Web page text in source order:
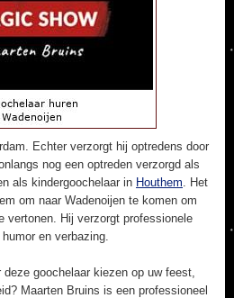
Echter verzorgt hij optredens door
nog een optreden verzorgd als
als kindergoochelaar in Houthem. Het
om naar Wadenoijen te komen om
vertonen. Hij verzorgt professionele
en verbazing.
goochelaar kiezen op uw feest,
Maarten Bruins is een professioneel